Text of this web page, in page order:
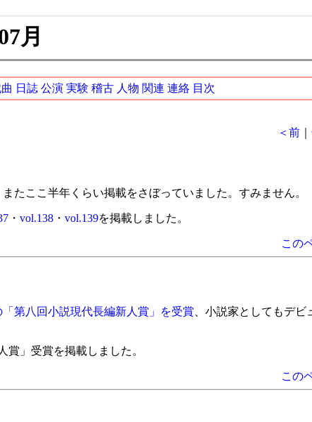
月
日誌 公演 実験 稽古 人物 関連 連絡 目次
＜前 ｜
たここ半年くらい掲載をさぼっていました。すみません。
・ vol.138・ vol.139を掲載しました。
この
第八回小説現代長編新人賞」を受賞 、小説家としてもデビ
」受賞を掲載しました。
この